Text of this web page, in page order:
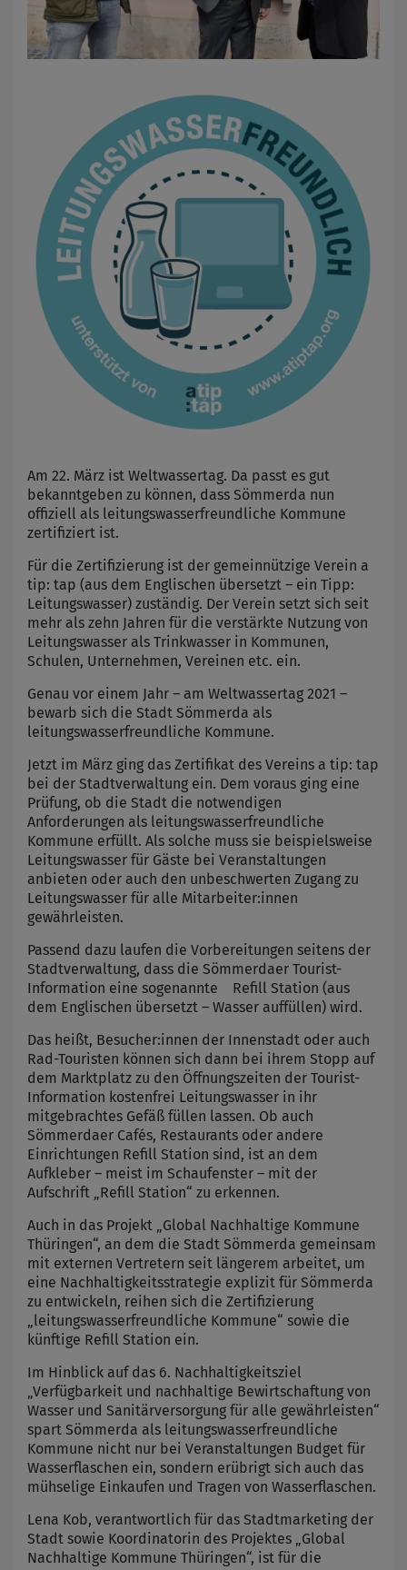
Am 22. März ist Weltwassertag. Da passt es gut
bekanntgeben zu können, dass Sömmerda nun
offiziell als leitungswasserfreundliche Kommune
zertifiziert ist.
Für die Zertifizierung ist der gemeinnützige Verein a
tip: tap (aus dem Englischen übersetzt – ein Tipp:
Leitungswasser) zuständig. Der Verein setzt sich seit
mehr als zehn Jahren für die verstärkte Nutzung von
Leitungswasser als Trinkwasser in Kommunen,
Schulen, Unternehmen, Vereinen etc. ein.
Genau vor einem Jahr – am Weltwassertag 2021 –
bewarb sich die Stadt Sömmerda als
leitungswasserfreundliche Kommune.
Jetzt im März ging das Zertifikat des Vereins a tip: tap
bei der Stadtverwaltung ein. Dem voraus ging eine
Prüfung, ob die Stadt die notwendigen
Anforderungen als leitungswasserfreundliche
Kommune erfüllt. Als solche muss sie beispielsweise
Leitungswasser für Gäste bei Veranstaltungen
anbieten oder auch den unbeschwerten Zugang zu
Leitungswasser für alle Mitarbeiter:innen
gewährleisten.
Passend dazu laufen die Vorbereitungen seitens der
Stadtverwaltung, dass die Sömmerdaer Tourist-
Information eine sogenannte Refill Station (aus
dem Englischen übersetzt – Wasser auffüllen) wird.
Das heißt, Besucher:innen der Innenstadt oder auch
Rad-Touristen können sich dann bei ihrem Stopp auf
dem Marktplatz zu den Öffnungszeiten der Tourist-
Information kostenfrei Leitungswasser in ihr
mitgebrachtes Gefäß füllen lassen. Ob auch
Sömmerdaer Cafés, Restaurants oder andere
Einrichtungen Refill Station sind, ist an dem
Aufkleber – meist im Schaufenster – mit der
Aufschrift „Refill Station“ zu erkennen.
Auch in das Projekt „Global Nachhaltige Kommune
Thüringen“, an dem die Stadt Sömmerda gemeinsam
mit externen Vertretern seit längerem arbeitet, um
eine Nachhaltigkeitsstrategie explizit für Sömmerda
zu entwickeln, reihen sich die Zertifizierung
„leitungswasserfreundliche Kommune“ sowie die
künftige Refill Station ein.
Im Hinblick auf das 6. Nachhaltigkeitsziel
„Verfügbarkeit und nachhaltige Bewirtschaftung von
Wasser und Sanitärversorgung für alle gewährleisten“
spart Sömmerda als leitungswasserfreundliche
Kommune nicht nur bei Veranstaltungen Budget für
Wasserflaschen ein, sondern erübrigt sich auch das
mühselige Einkaufen und Tragen von Wasserflaschen.
Lena Kob, verantwortlich für das Stadtmarketing der
Stadt sowie Koordinatorin des Projektes „Global
Nachhaltige Kommune Thüringen“, ist für die